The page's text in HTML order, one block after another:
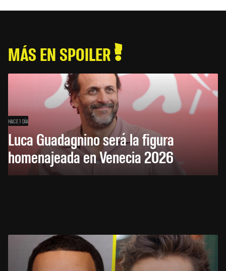
MÁS EN SPOILER
HACE 1 DÍA
Luca Guadagnino será la figura
homenajeada en Venecia 2026